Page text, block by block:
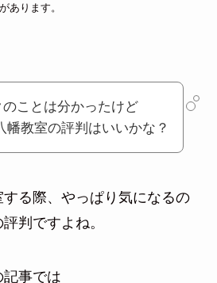
あります。
ことは分かったけど
幡教室の評判はいいかな？
る際、やっぱり気になるの
判ですよね。
記事では